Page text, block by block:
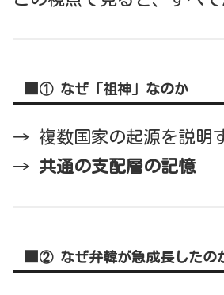
■① なぜ「祖神」なのか
→ 複数国家の起源を説明
→ 共通の支配層の記憶
■② なぜ弁韓が急成長したの